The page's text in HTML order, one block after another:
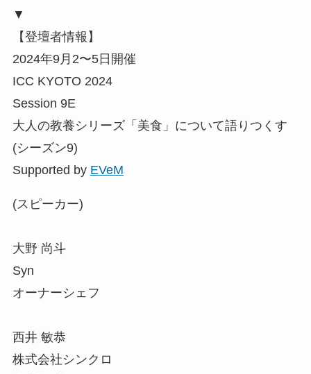
▼
【登壇者情報】
2024年9月2〜5日開催
ICC KYOTO 2024
Session 9E
大人の教養シリーズ「美食」について語りつくす
(シーズン9)
Supported by EVeM
(スピーカー)
大野 尚斗
Syn
オーナーシェフ
西井 敏恭
株式会社シンクロ